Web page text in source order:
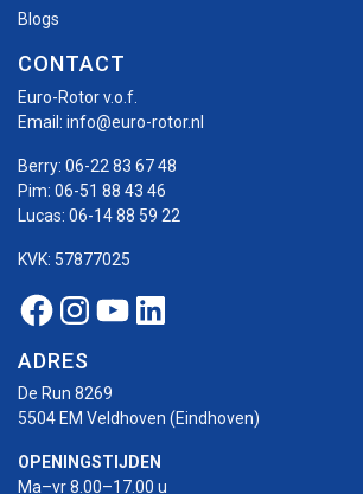
Blogs
CONTACT
Euro-Rotor v.o.f.
Email: info@euro-rotor.nl
Berry: 06-22 83 67 48
Pim: 06-51 88 43 46
Lucas: 06-14 88 59 22
KVK: 57877025
Facebook Euro-rotor
Instagram Euro-rotor
Youtube Euro-rotor
Linkedin Euro-rotor
ADRES
De Run 8269
5504 EM Veldhoven (Eindhoven)
OPENINGSTIJDEN
Ma–vr 8.00–17.00 u